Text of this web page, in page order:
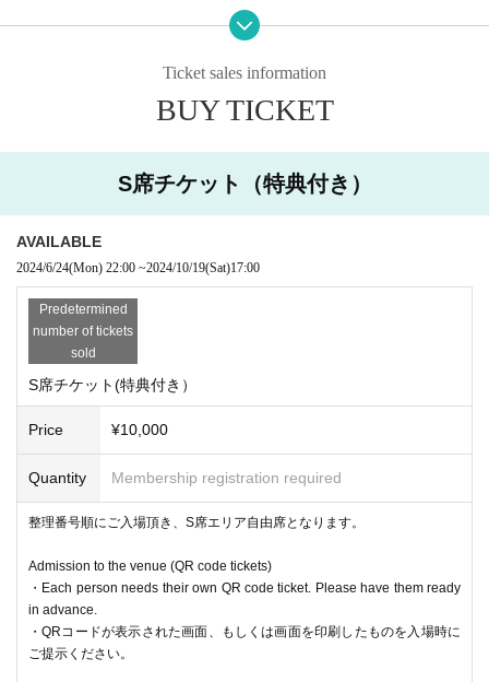
現地チケット：【ライブポケット】
Ａ席Ｂ席チケット 7/7 12:00～販売開始
B席チケットに関しては、ステージに向かっての左右両端の座席になり
ます。演出によっては、一部見切れる可能性があります。ご了承くださ
い。
本編中の録画・録音・写真撮影は原則禁止とさせていただいておりま
いたします。
予めご了承の上お買い求めお願いいたします。
●公演における感染対策ガイドライン
たします。
・会場内は混雑が予想されますので、マスクの着用などご自身での感染
対策および、周りのお客様 への配慮にご協力をお願いします。
・アルコール消毒、マスクやフェイスガードの着用のお願いなど、必要
に応じてスタッフの指示に従い感染症対策をお願いする場合がございま
Ticket sales information
BUY TICKET
S席チケット（特典付き）
AVAILABLE
2024/6/24(Mon) 22:00 ~2024/10/19(Sat)17:00
Predetermined
number of tickets
sold
S席チケット(特典付き）
Price ¥10,000
Quantity Membership registration required
整理番号順にご入場頂き、S席エリア自由席となります。
Admission to the venue (QR code tickets)
・Each person needs their own QR code ticket. Please have them ready
in advance.
・QRコードが表示された画面、もしくは画面を印刷したものを入場時に
ご提示ください。